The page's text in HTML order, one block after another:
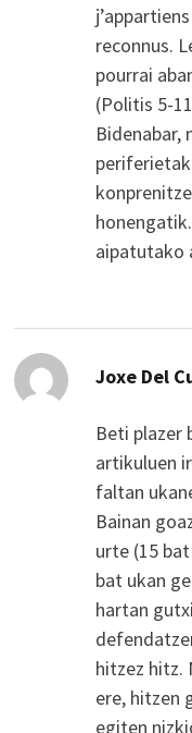
reconnus.
pourrai
(Politis 5-
Bidenabar,
aipatutako
Joxe Del
Beti plazer
artikuluen
faltan
Bainan
urte (15
bat ukan
hartan
hitzez hitz.
ere, hitzen
egiten